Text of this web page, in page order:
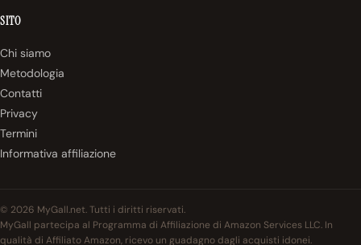
SITO
Chi siamo
Metodologia
Contatti
Privacy
Termini
Informativa affiliazione
© 2026 MyGall.net. Tutti i diritti riservati.
MyGall partecipa al Programma di Affiliazione di Amazon Services LLC. In
qualità di Affiliato Amazon, ricevo un guadagno dagli acquisti idonei.